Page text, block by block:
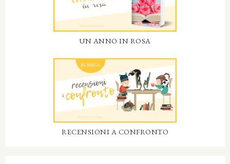
UN ANNO IN ROSA
RECENSIONI A CONFRONTO